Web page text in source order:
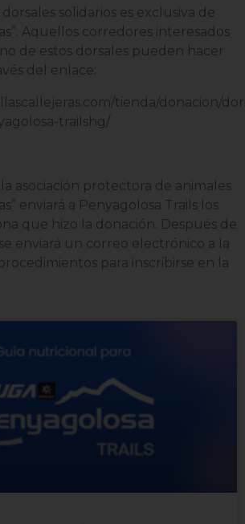
solidarios es exclusiva de
Aquellos corredores interesados
de estos dorsales pueden hacer
del enlace:
tienda/donacion/
trailshg/
asociación protectora de animales
enviará a Penyagolosa Trails los
que hizo la donación. Después de
enviará un correo electrónico a la
para inscribirse en la